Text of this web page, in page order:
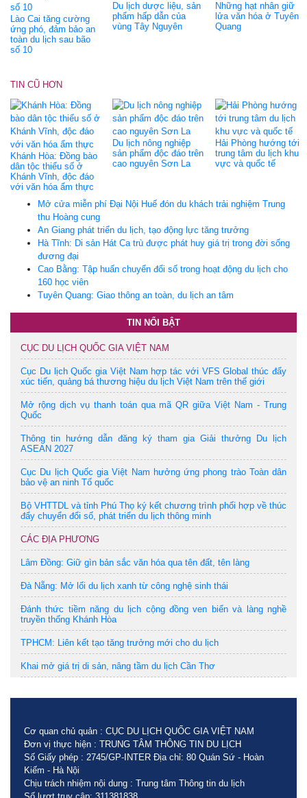
Lào Cai tăng cường
ứng phó, đảm bảo an
toàn du lịch sau bão
số 10
Du lịch dược liệu, sản
phẩm hấp dẫn của
vùng Tây Nguyên
Những hạt nhân giữ
lửa văn hóa ở Tuyên
Quang
TIN CŨ HƠN
Khánh Hòa: Đồng bào
dân tộc thiểu số ở
Khánh Vĩnh, độc đáo
với văn hóa ẩm thực
Du lịch nông nghiệp
sản phẩm độc đáo trên
cao nguyên Sơn La
Hải Phòng hướng tới
trung tâm du lịch khu
vực và quốc tế
Mở cửa miễn phí Đại Nội Huế đón du khách trải nghiệm Trung
thu Hoàng cung
An Giang phát triển du lịch, tạo động lực tăng trưởng
Hà Tĩnh: Di sản Hát Ca trù được phát huy giá trị trong đời sống
đương đại
Cao Bằng: Tập huấn chuyển đổi số trong hoạt động du lịch cho
160 học viên
Tuyên Quang: Giao thông an toàn, du lịch an tâm
TIN NỔI BẬT
CỤC DU LỊCH QUỐC GIA VIỆT NAM
Cục Du lịch Quốc gia Việt Nam hợp tác với VFS Global thúc đẩy
xúc tiến, quảng bá thương hiệu du lịch Việt Nam trên thế giới
Mở rộng dịch vụ thanh toán qua mã QR giữa Việt Nam - Trung
Quốc
Thông tin hướng dẫn đăng ký tham gia Giải thưởng Du lịch
ASEAN 2027
Cục Du lịch Quốc gia Việt Nam hưởng ứng phong trào Toàn dân
bảo vệ an ninh Tổ quốc
Bộ VHTTDL và tỉnh Phú Thọ ký kết chương trình phối hợp về thúc
đẩy chuyển đổi số, phát triển du lịch thông minh
CÁC ĐỊA PHƯƠNG
Lâm Đồng: Giữ gìn bản sắc văn hóa qua tên đất, tên làng
Đà Nẵng: Mở lối du lịch xanh từ công nghệ sinh thái
Đánh thức tiềm năng du lịch cộng đồng ven biển và làng nghề
truyền thống Khánh Hòa
TPHCM: Liên kết tạo tăng trưởng mới cho du lịch
Khai mở giá trị di sản, nâng tầm du lịch Cần Thơ
Cơ quan chủ quản : CỤC DU LỊCH QUỐC GIA VIỆT NAM
Đơn vị thực hiện : TRUNG TÂM THÔNG TIN DU LỊCH
Số Giấy phép : 2745/GP-INTER Địa chỉ: 80 Quán Sứ - Hoàn
Kiếm - Hà Nội
Chịu trách nhiệm nội dung : Trung tâm Thông tin du lịch